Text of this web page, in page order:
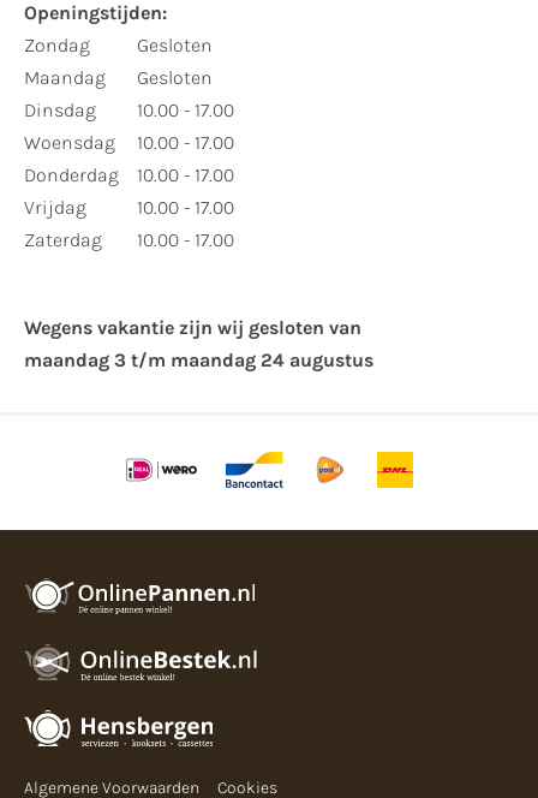
Openingstijden:
Zondag
Maandag
Dinsdag
Woensdag
Donderdag
Vrijdag
Zaterdag
Gesloten
Gesloten
10.00 - 17.00
10.00 - 17.00
10.00 - 17.00
10.00 - 17.00
10.00 - 17.00
Wegens vakantie zijn wij gesloten van ​
maandag 3 t/m maandag 24 augustus
Algemene Voorwaarden Cookies